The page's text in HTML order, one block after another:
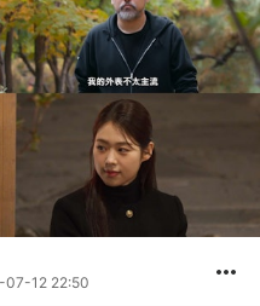
07-12 22:50